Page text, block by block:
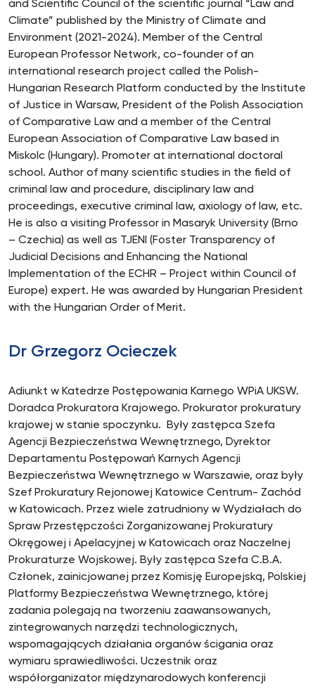
and Scientific Council of the scientific journal “Law and
Climate” published by the Ministry of Climate and
Environment (2021-2024). Member of the Central
European Professor Network, co-founder of an
international research project called the Polish-
Hungarian Research Platform conducted by the Institute
of Justice in Warsaw, President of the Polish Association
of Comparative Law and a member of the Central
European Association of Comparative Law based in
Miskolc (Hungary). Promoter at international doctoral
school. Author of many scientific studies in the field of
criminal law and procedure, disciplinary law and
proceedings, executive criminal law, axiology of law, etc.
He is also a visiting Professor in Masaryk University (Brno
– Czechia) as well as TJENI (Foster Transparency of
Judicial Decisions and Enhancing the National
Implementation of the ECHR – Project within Council of
Europe) expert. He was awarded by Hungarian President
with the Hungarian Order of Merit.
Dr Grzegorz Ocieczek
Adiunkt w Katedrze Postępowania Karnego WPiA UKSW.
Doradca Prokuratora Krajowego. Prokurator prokuratury
krajowej w stanie spoczynku. Były zastępca Szefa
Agencji Bezpieczeństwa Wewnętrznego, Dyrektor
Departamentu Postępowań Karnych Agencji
Bezpieczeństwa Wewnętrznego w Warszawie, oraz były
Szef Prokuratury Rejonowej Katowice Centrum- Zachód
w Katowicach. Przez wiele zatrudniony w Wydziałach do
Spraw Przestępczości Zorganizowanej Prokuratury
Okręgowej i Apelacyjnej w Katowicach oraz Naczelnej
Prokuraturze Wojskowej. Były zastępca Szefa C.B.A.
Członek, zainicjowanej przez Komisję Europejską, Polskiej
Platformy Bezpieczeństwa Wewnętrznego, której
zadania polegają na tworzeniu zaawansowanych,
zintegrowanych narzędzi technologicznych,
wspomagających działania organów ścigania oraz
wymiaru sprawiedliwości. Uczestnik oraz
współorganizator międzynarodowych konferencji